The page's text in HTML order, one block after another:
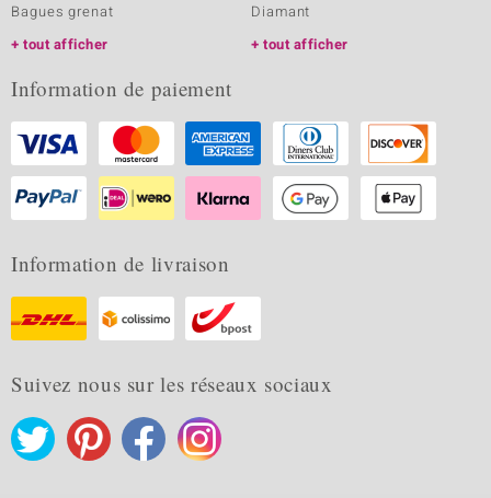
Bagues grenat
tout afficher
Diamant
tout afficher
Information de paiement
Information de livraison
Suivez nous sur les réseaux sociaux